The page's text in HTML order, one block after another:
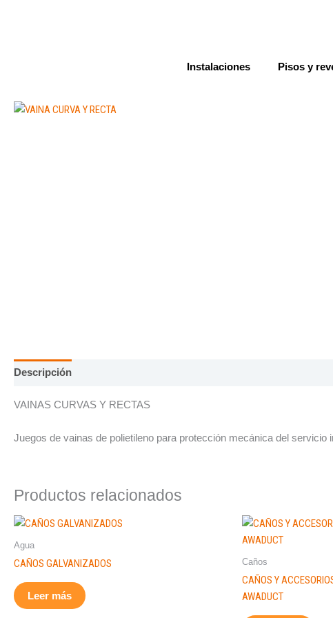
Instalaciones Pisos y
Descripción
VAINAS CURVAS Y RECTAS
Juegos de vainas de polietileno para protección mecánica del
Productos relacionados
Agua
CAÑOS GALVANIZADOS
Leer más
Caños
CAÑOS Y
AWADUCT